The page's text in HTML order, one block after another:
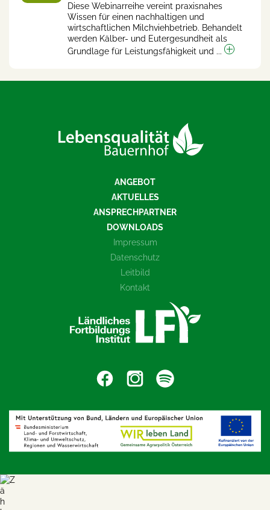
Diese Webinarreihe vereint praxisnahes
Wissen für einen nachhaltigen und
wirtschaftlichen Milchviehbetrieb. Behandelt
werden Kälber- und Eutergesundheit als
Grundlage für Leistungsfähigkeit und ...
ANGEBOT
AKTUELLES
ANSPRECHPARTNER
DOWNLOADS
Impressum
Datenschutz
Leitbild
Kontakt